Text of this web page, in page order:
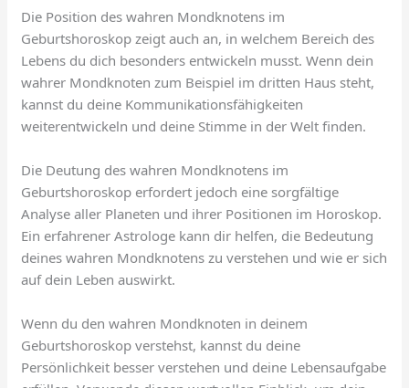
Die Position des wahren Mondknotens im
Geburtshoroskop zeigt auch an, in welchem Bereich des
Lebens du dich besonders entwickeln musst. Wenn dein
wahrer Mondknoten zum Beispiel im dritten Haus steht,
kannst du deine Kommunikationsfähigkeiten
weiterentwickeln und deine Stimme in der Welt finden.
Die Deutung des wahren Mondknotens im
Geburtshoroskop erfordert jedoch eine sorgfältige
Analyse aller Planeten und ihrer Positionen im Horoskop.
Ein erfahrener Astrologe kann dir helfen, die Bedeutung
deines wahren Mondknotens zu verstehen und wie er sich
auf dein Leben auswirkt.
Wenn du den wahren Mondknoten in deinem
Geburtshoroskop verstehst, kannst du deine
Persönlichkeit besser verstehen und deine Lebensaufgabe